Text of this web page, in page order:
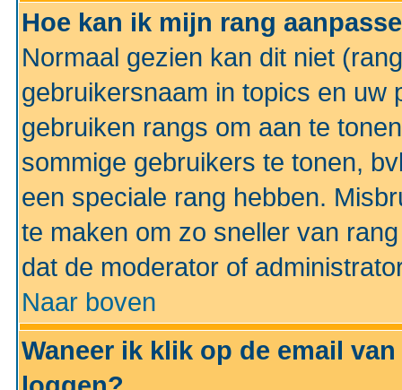
Hoe kan ik mijn rang
Normaal gezien kan dit niet
gebruikersnaam in topics en uw
gebruiken rangs om aan te
sommige gebruikers te tonen,
een speciale rang hebben.
te maken om zo sneller van
dat de moderator of
Naar boven
Waneer ik klik op de email